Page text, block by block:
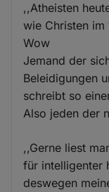
,,Atheisten
wie Christen im
Wow
Jemand der
Beleidigungen
schreibt so
Also jeden der
,,Gerne liest
für intelligenter
deswegen